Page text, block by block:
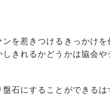
を惹きつけるきっかけを
きれるかどうかは協会
石にすることができるは